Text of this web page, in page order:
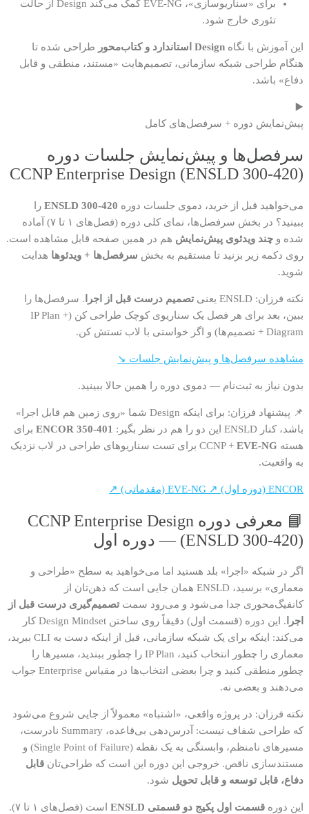
برای «سناریوسازی»، EVE-NG کمک می‌کند Design از حالت
تئوری خارج شود.
این آموزش با نگاه Design استاندارد و کتاب‌محور
طراحی شده تا
هنگام طراحی شبکه سازمانی، تصمیم‌هایت «مستند، منطقی و قابل
دفاع» باشد.
▶️
پیش‌نمایش دوره + سرفصل‌های کامل
سرفصل‌ها و پیش‌نمایش جلسات دوره
CCNP Enterprise Design (ENSLD 300-420)
می‌خواهید قبل از خرید، دموی جلسات دوره ENSLD 300-420 را
ببینید؟ در بخش سرفصل‌ها، نمای کلی دوره (فصل‌های ۱ تا ۷) آماده
شده و چند ویدئوی پیش‌نمایش هم در همین صفحه قابل مشاهده است.
روی دکمه زیر بزنید تا مستقیم به بخش سرفصل‌ها + ویدئوها هدایت
شوید.
نکته فرزان: ENSLD یعنی تصمیم درست قبل از اجرا . سرفصل‌ها را
ببین، بعد برای هر فصل یک سناریوی کوچک طراحی کن (IP Plan +
Diagram + تصمیم‌ها) و اگر خواستی با لاب تستش کن.
مشاهده سرفصل‌ها و پیش‌نمایش جلسات ↘
بدون نیاز به ثبت‌نام — دموی دوره را همین حالا ببینید.
📌 پیشنهاد فرزان: برای اینکه Design شما «روی زمین هم قابل اجرا»
باشد، کنار ENSLD این دو را هم در نظر بگیر:
ENCOR 350-401 برای
هسته CCNP + EVE-NG
برای تست سناریوهای طراحی در لاب نزدیک
به واقعیت.
ENCOR (دوره اول) ↗ EVE-NG (مقدماتی) ↗
📘 معرفی دوره CCNP Enterprise Design
(ENSLD 300-420) — دوره اول
اگر در شبکه «اجرا» بلد هستید اما می‌خواهید به سطح «طراحی و
معماری» برسید، ENSLD همان جایی است که ذهن‌تان از
کانفیگ‌محوری جدا می‌شود و می‌رود سمتتصمیم‌گیری درست قبل از
اجرا
. این دوره (قسمت اول) دقیقاً روی ساختن Design Mindset کار
می‌کند: اینکه برای یک شبکه سازمانی، قبل از اینکه دست به CLI ببرید،
معماری را چطور انتخاب کنید، IP Plan را چطور ببندید، مسیرها را
چطور منطقی کنید و چرا بعضی انتخاب‌ها در مقیاس Enterprise جواب
می‌دهند و بعضی نه.
نکته فرزان: در پروژه واقعی، «اشتباه» معمولاً از جایی شروع می‌شود
که طراحی شفاف نیست: آدرس‌دهی بی‌قاعده، Summary نادرست،
مسیرهای نامنظم، وابستگی به یک نقطه (Single Point of Failure) و
مستندسازی ناقص. خروجی این دوره این است که طراحی‌تان قابل
دفاع، قابل توسعه و قابل تحویل شود.
این دوره قسمت اول پکیج دو قسمتی ENSLD
است (فصل‌های ۱ تا ۷).